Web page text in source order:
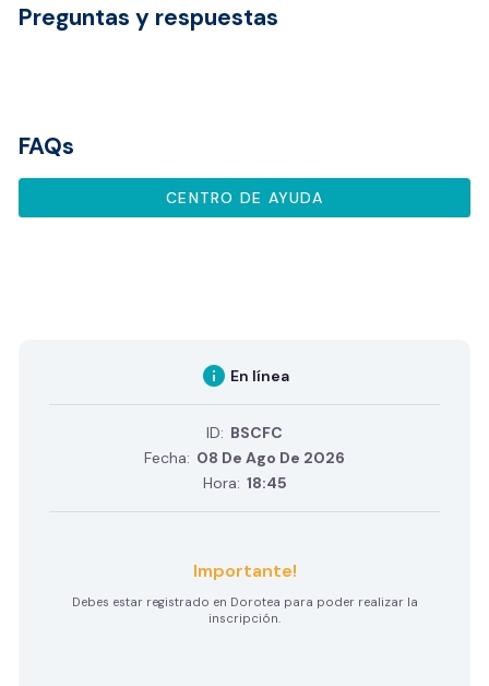
Preguntas y respuestas
FAQs
CENTRO DE AYUDA
info En línea
ID: BSCFC
Fecha: 08 De Ago De 2026
Hora: 18:45
Importante!
Debes estar registrado en Dorotea para poder realizar la
inscripción.